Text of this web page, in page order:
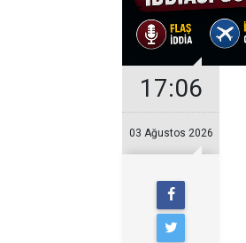
17:06
03 Ağustos 2026